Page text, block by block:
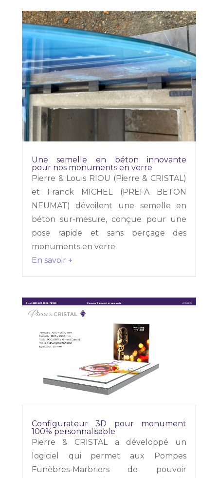
Une semelle en béton innovante
pour nos monuments en verre
Pierre & Louis RIOU (Pierre & CRISTAL)
et Franck MICHEL (PREFA BETON
NEUMAT) dévoilent une semelle en
béton sur-mesure, conçue pour une
pose rapide et sans perçage des
monuments en verre.
En savoir +
Configurateur 3D pour monument
100% personnalisable
Pierre & CRISTAL a développé un
logiciel qui permet aux Pompes
Funèbres-Marbriers de pouvoir